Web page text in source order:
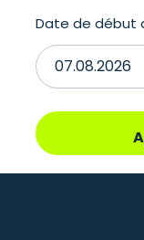
Date de début